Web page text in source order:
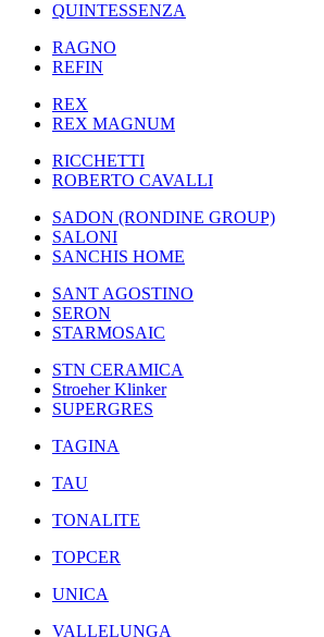
QUINTESSENZA
RAGNO
REFIN
REX
REX MAGNUM
RICCHETTI
ROBERTO CAVALLI
SADON (RONDINE GROUP)
SALONI
SANCHIS HOME
SANT AGOSTINO
SERON
STARMOSAIC
STN CERAMICA
Stroeher Klinker
SUPERGRES
TAGINA
TAU
TONALITE
TOPCER
UNICA
VALLELUNGA